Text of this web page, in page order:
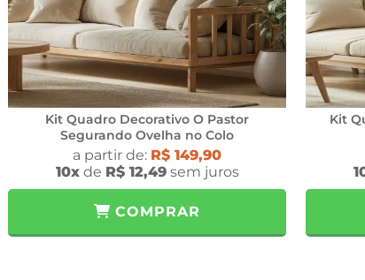
Kit Quadro Decorativo O Pastor
Segurando Ovelha no Colo
a partir de: R$ 149,90
10xde R$ 12,49sem juros
COMPRAR
Kit